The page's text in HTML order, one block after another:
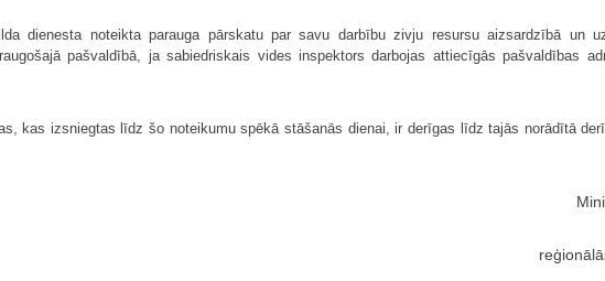
dienesta noteikta parauga pārskatu par savu darbību zivju resursu aizsardzībā un
pašvaldībā, ja sabiedriskais vides inspektors darbojas attiecīgās pašvaldības
kas izsniegtas līdz šo noteikumu spēkā stāšanās dienai, ir derīgas līdz tajās norādītā